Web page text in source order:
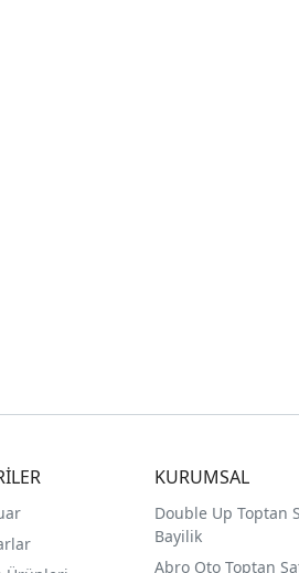
KURUMSAL
Double Up Toptan
Bayilik
Abro Oto Toptan